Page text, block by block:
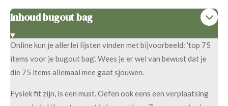
Inhoud bugout bag
Online kun je allerlei lijsten vinden met bijvoorbeeld: 'top 75
items voor je bugout bag'. Wees je er wel van bewust dat je
die 75 items allemaal mee gaat sjouwen.
Fysiek fit zijn, is een must. Oefen ook eens een verplaatsing